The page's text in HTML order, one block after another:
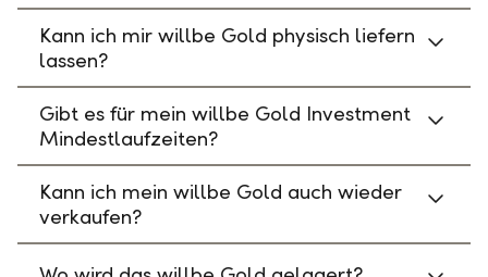
Kann ich mir willbe Gold physisch liefern
lassen?
Gibt es für mein willbe Gold Investment
Mindestlaufzeiten?
Kann ich mein willbe Gold auch wieder
verkaufen?